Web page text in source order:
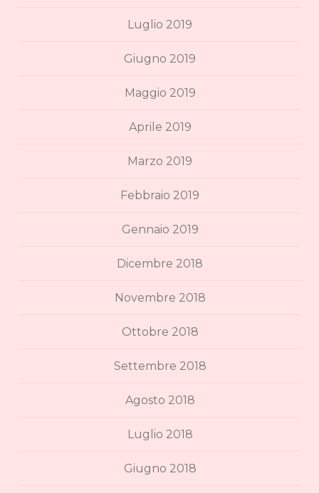
Luglio 2019
Giugno 2019
Maggio 2019
Aprile 2019
Marzo 2019
Febbraio 2019
Gennaio 2019
Dicembre 2018
Novembre 2018
Ottobre 2018
Settembre 2018
Agosto 2018
Luglio 2018
Giugno 2018